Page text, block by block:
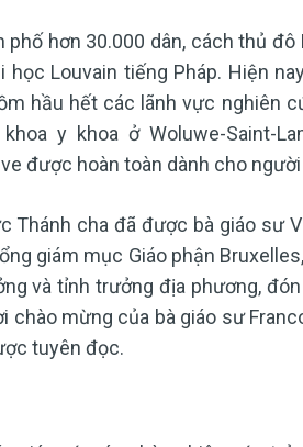
hơn 30.000 dân, cách thủ đô
Louvain tiếng Pháp. Hiện
hầu hết các lãnh vực nghiên
y khoa ở Woluwe-Saint-
được hoàn toàn dành cho
cha đã được bà giáo sư
giám mục Giáo phận
và tỉnh trưởng địa phương,
mừng của bà giáo sư
tuyên đọc.